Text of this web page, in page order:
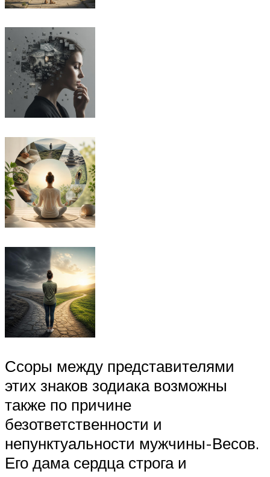
Ссоры между представителями
этих знаков зодиака возможны
также по причине
безответственности и
непунктуальности мужчины-Весов.
Его дама сердца строга и